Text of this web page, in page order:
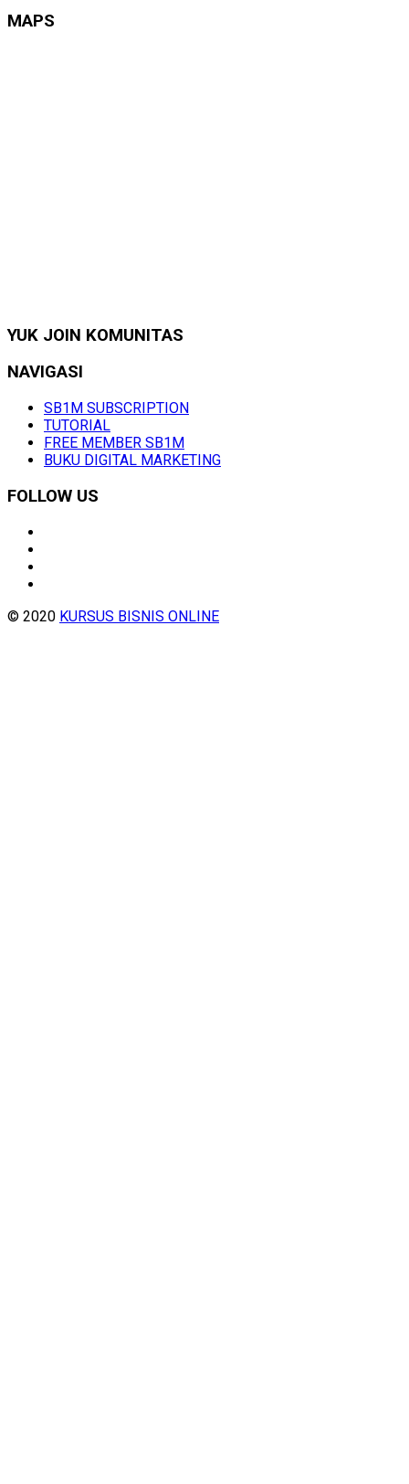
MAPS
YUK JOIN KOMUNITAS
NAVIGASI
SB1M SUBSCRIPTION
TUTORIAL
FREE MEMBER SB1M
BUKU DIGITAL MARKETING
FOLLOW US
© 2020 KURSUS BISNIS ONLINE